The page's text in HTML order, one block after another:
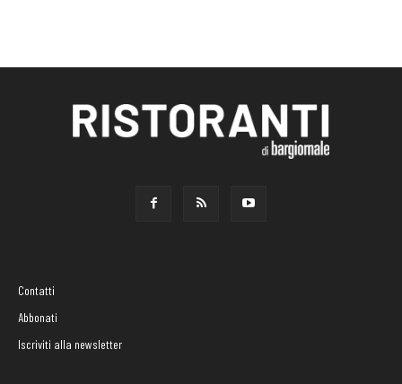
Contatti
Abbonati
Iscriviti alla newsletter